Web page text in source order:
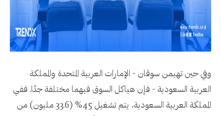
وفي حين تهيمن سوقان - الإمارات العربية المتحدة والمملكة
العربية السعودية - فإن هياكل السوق فيهما مختلفة جدًا. ففي
المملكة العربية السعودية، يتم تشغيل 45% (33.6 مليون) من